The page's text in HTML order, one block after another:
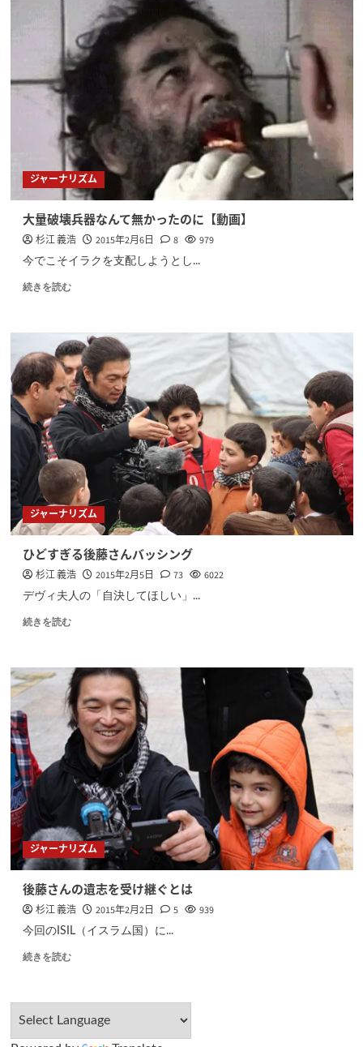
ジャーナリズム
大量破壊兵器なんて無かったのに【動画】
杉江 義浩 2015年2月6日 8 979
今でこそイラクを支配しようとし...
続きを読む
ジャーナリズム
ひどすぎる後藤さんバッシング
杉江 義浩 2015年2月5日 73 6022
デヴィ夫人の「自決してほしい」...
続きを読む
ジャーナリズム
後藤さんの遺志を受け継ぐとは
杉江 義浩 2015年2月2日 5 939
今回のISIL（イスラム国）に...
続きを読む